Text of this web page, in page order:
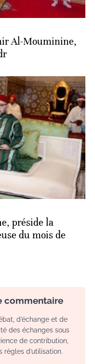
Al-Mouminine,
préside la
du mois de
commentaire
d’échange et de
des échanges sous
de contribution,
règles d’utilisation.